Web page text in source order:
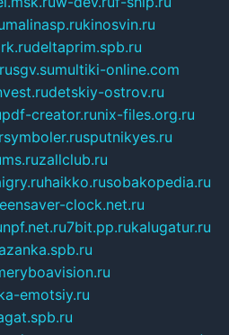
malinasp.rukinosvin.ru
deltaprim.spb.ru
sgv.sumultiki-online.com
detskiy-ostrov.ru
pdf-creator.runix-files.org.ru
sputnikyes.ru
zallclub.ru
haikko.rusobakopedia.ru
clock.net.ru
npf.net.ru7bit.pp.rukalugatur.ru
emotsiy.ru